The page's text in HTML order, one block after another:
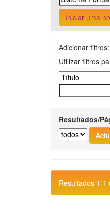
Iniciar uma
Adicionar filtros:
Utilizar filtros
Resultados/
Resultados 1-1